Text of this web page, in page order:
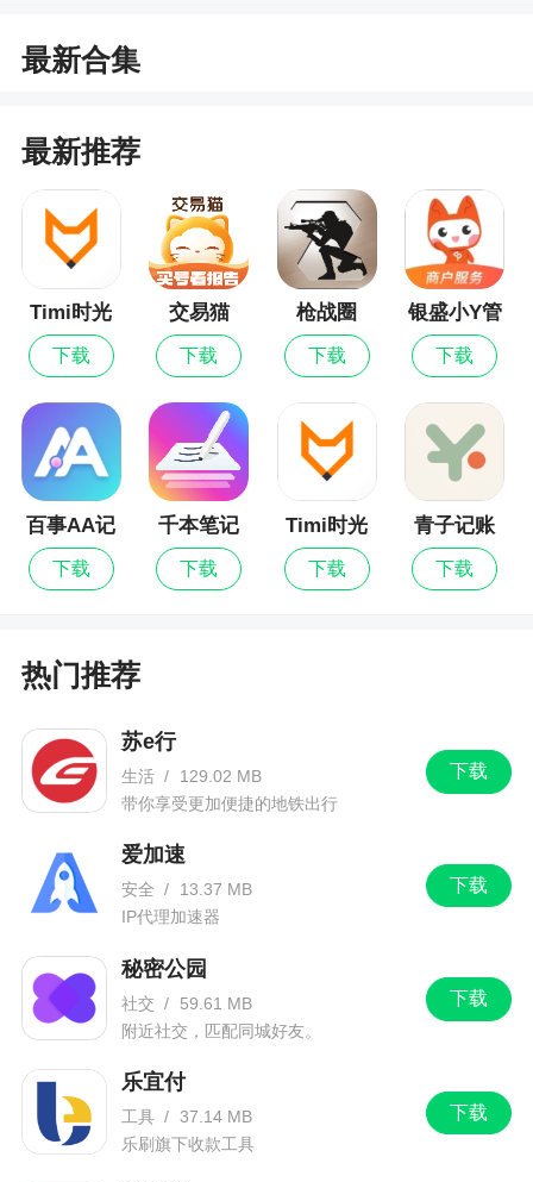
道德，大家使用时记住，这款软件是被监控的，我
制社会，隐私对每个人都很重要，不改善我想很多
用户都会卸载的
3、希望能拍摄带滤镜照片的同时保存原照片
更新日志
1.【动态贴纸】跨屏拼图上线动态贴纸，让你的
创作更加灵动有趣！
2.【描边】跨屏拼图新增描边功能，抠图成像可
以添加描边效果~
3.【马年拍立得】INST E上新马年拍立得相
纸。
最新合集
最新推荐
Timi时光
记账最新
版
下载
交易猫
下载
枪战圈
下载
银盛小Y管
家
下载
百事AA记
账
下载
千本笔记
下载
Timi时光
记账
下载
青子记账
下载
热门推荐
下载
苏e行
生活 /
129.02 MB
带你享受更加便捷的地铁出行
下载
爱加速
安全 /
13.37 MB
IP代理加速器
下载
秘密公园
社交 /
59.61 MB
附近社交，匹配同城好友。
下载
乐宜付
工具 / 37.14 MB
乐刷旗下收款工具